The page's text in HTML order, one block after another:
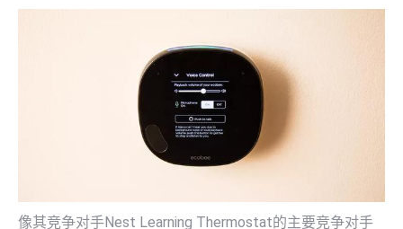
像其竞争对手Nest Learning Thermostat的主要竞争对手